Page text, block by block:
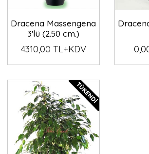
Dracena Massengena
3'lü (2.50 cm.)
4310,00 TL+KDV